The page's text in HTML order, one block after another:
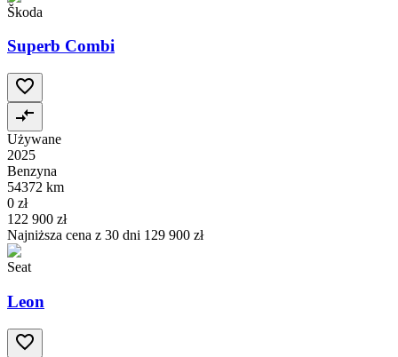
Škoda
Superb Combi
Używane
2025
Benzyna
54372 km
0 zł
122 900 zł
Najniższa cena z 30 dni 129 900 zł
Seat
Leon